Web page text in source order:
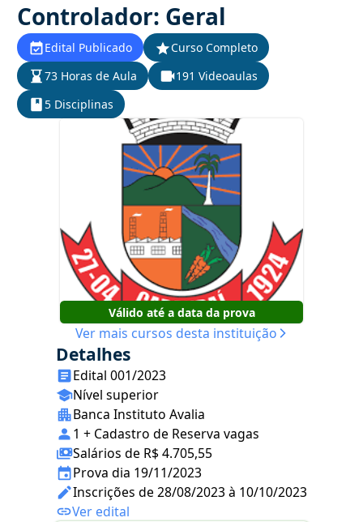
Controlador: Geral
Edital Publicado
Curso Completo
73 Horas de Aula
191 Videoaulas
5 Disciplinas
Válido até a data da prova
Ver mais cursos desta instituição
Detalhes
Edital 001/2023
Nível superior
Banca Instituto Avalia
1 + Cadastro de Reserva vagas
Salários de R$ 4.705,55
Prova dia 19/11/2023
Inscrições de 28/08/2023 à 10/10/2023
Ver edital